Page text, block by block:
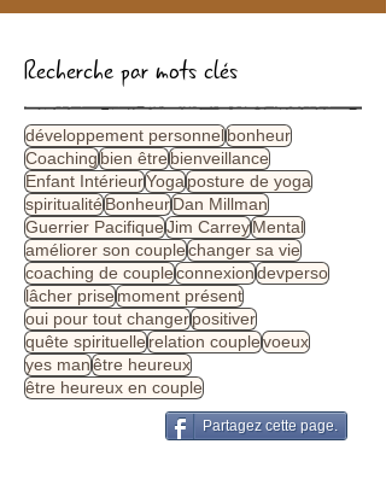
Recherche par mots clés
développement personnelbonheur
Coachingbien êtrebienveillance
Enfant IntérieurYogaposture de yoga
spiritualité BonheurDan Millman
Guerrier PacifiqueJim CarreyMental
améliorer son couple changer sa vie
coaching de coupleconnexion
lâcher prisemoment présent
oui pour tout changer
quête spirituelle relation couple
être heureux
être heureux en couple